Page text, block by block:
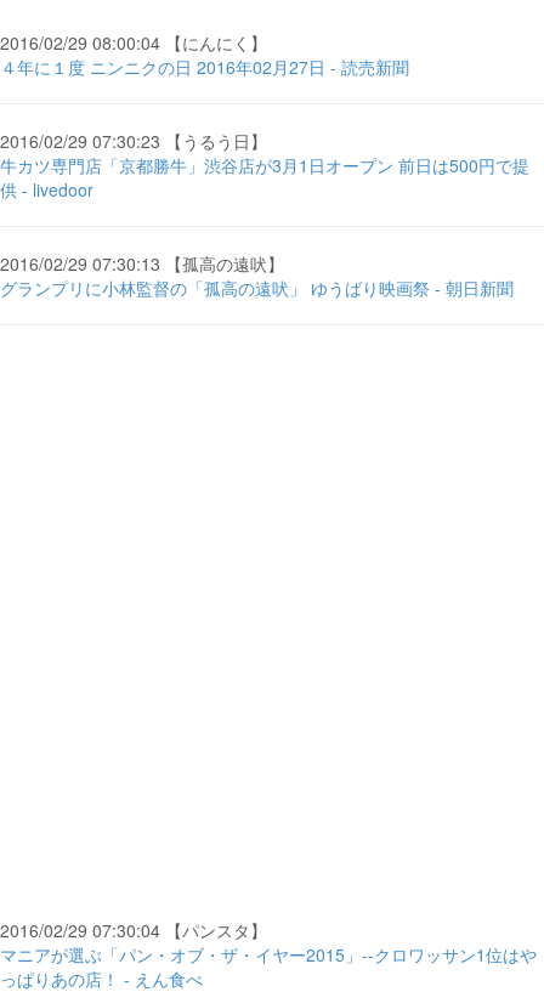
2016/02/29 08:00:04 【にんにく】
４年に１度 ニンニクの日 2016年02月27日 - 読売新聞
2016/02/29 07:30:23 【うるう日】
牛カツ専門店「京都勝牛」渋谷店が3月1日オープン 前日は500円で提
供 - livedoor
2016/02/29 07:30:13 【孤高の遠吠】
グランプリに小林監督の「孤高の遠吠」 ゆうばり映画祭 - 朝日新聞
2016/02/29 07:30:04 【パンスタ】
マニアが選ぶ「パン・オブ・ザ・イヤー2015」--クロワッサン1位はや
っぱりあの店！ - えん食べ